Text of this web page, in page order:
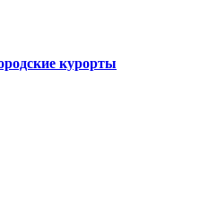
курорты